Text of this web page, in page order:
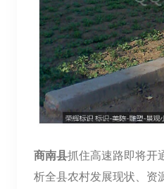
商南县抓住高速路即将开
析全县农村发展现状、资